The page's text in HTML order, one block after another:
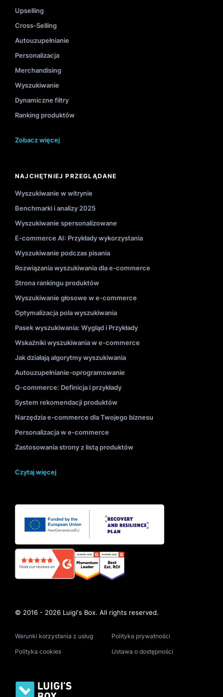
Upselling
Cross-Selling
Autouzupełnianie
Personalizacja
Merchandising
Wyszukiwanie
Dynamiczne filtry
Ranking produktów
Zobacz więcej
NAJCHĘTNIEJ PRZEGLĄDANE
Wyszukiwanie w witrynie
Benchmarki i analizy 2025
Wyszukiwanie spersonalizowane
E-commerce AI: Przykłady wykorzystania
Wyszukiwanie podczas pisania
Rozwiązania wyszukiwania dla e-commerce
Strona rankingu produktów
Wyszukiwanie głosowe w e-commerce
Optymalizacja pola wyszukiwania
Pasek wyszukiwania: Wygląd i Przykłady
Wskaźniki wyszukiwania w e-commerce
Jak działają algorytmy wyszukiwania
Autouzupełnianie-oprogramowanie
Q-commerce: Definicja i przykłady
System rekomendacji produktów
Narzędzia e-commerce dla Twojego biznesu
Personalizacja w e-commerce
Zastosowania strony z listą produktów
Czytaj więcej
© 2016 - 2026 Luigi's Box. All rights reserved.
Warunki korzystania z usług Polityka prywatności
Polityka cookies Ustawa o dostępności